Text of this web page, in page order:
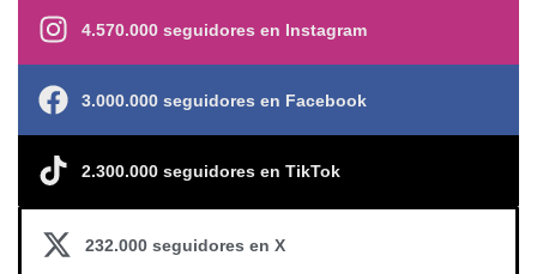
4.570.000 seguidores en Instagram
3.000.000 seguidores en Facebook
2.300.000 seguidores en TikTok
232.000 seguidores en X